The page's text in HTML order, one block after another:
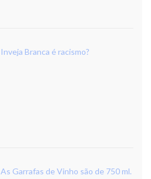
Inveja Branca é racismo?
As Garrafas de Vinho são de 750 ml.